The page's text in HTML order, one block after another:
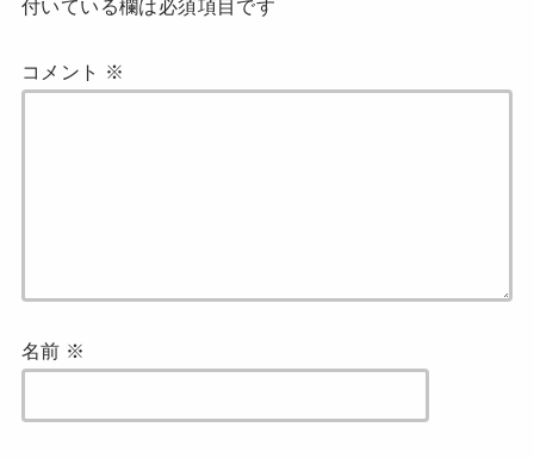
付いている欄は必須項目です
コメント ※
名前 ※